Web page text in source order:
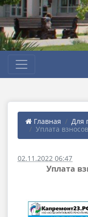
Главная Для
Уплата
02.11.2022 06:47
Уплата